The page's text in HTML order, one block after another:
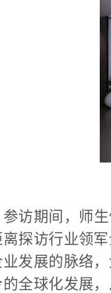
参访期间，师
离探访行业领
业发展的脉络
的全球化发展